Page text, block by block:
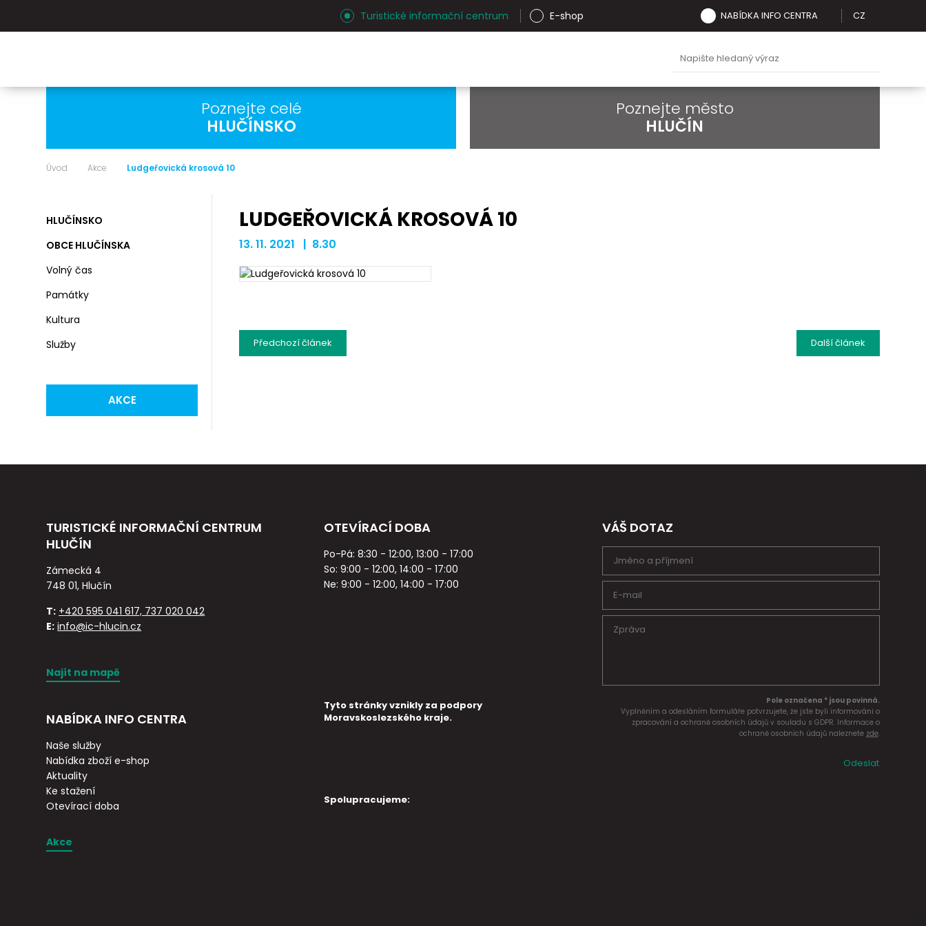
Turistické informační centrum E-shop NABÍDKA INFO CENTRA CZ
Poznejte celé
HLUČÍNSKO
Poznejte město
HLUČÍN
Úvod Akce Ludgeřovická krosová 10
HLUČÍNSKO
OBCE HLUČÍNSKA
Volný čas
Památky
Kultura
Služby
AKCE
LUDGEŘOVICKÁ KROSOVÁ 10
13. 11. 2021 | 8.30
Dalšíčlánek
Předchozíčlánek
TURISTICKÉ INFORMAČNÍ CENTRUM
HLUČÍN
Zámecká 4
748 01, Hlučín
T: +420 595 041 617, 737 020 042
E: info@ic-hlucin.cz
Najít na mapě
NABÍDKA INFO CENTRA
Naše služby
Nabídka zboží e-shop
Aktuality
Ke stažení
Otevírací doba
Akce
OTEVÍRACÍ DOBA
Po-Pá: 8:30 - 12:00, 13:00 - 17:00
So: 9:00 - 12:00, 14:00 - 17:00
Ne: 9:00 - 12:00, 14:00 - 17:00
Tyto stránky vznikly za podpory
Moravskoslezského kraje.
Spolupracujeme:
VÁŠ DOTAZ
Pole označena * jsou povinná.
Vyplněním a odesláním formuláře potvrzujete, že jste byli informováni o
zpracování a ochraně osobních údajů v souladu s GDPR. Informace o
ochraně osobních údajů naleznete zde.
Odeslat